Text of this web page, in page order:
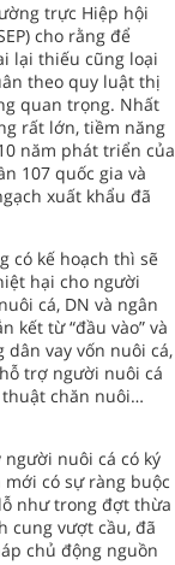
trực Hiệp hội
cho rằng để
lại thiếu cũng loại
theo quy luật thị
quan trọng. Nhất
rất lớn, tiềm năng
năm phát triển của
107 quốc gia và
xuất khẩu đã
có kế hoạch thì sẽ
hại cho người
cá, DN và ngân
kết từ “đầu vào” và
dân vay vốn nuôi cá,
trợ người nuôi cá
thuật chăn nuôi…
nuôi cá có ký
có sự ràng buộc
như trong đợt thừa
cung vượt cầu, đã
chủ động nguồn